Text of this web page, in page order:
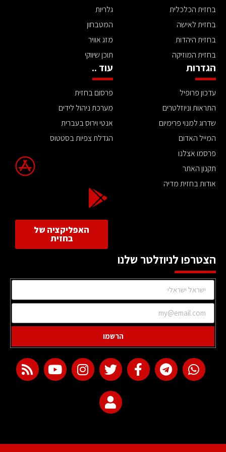
בחזית הכלכלית
בחזית לאישה
בחזית היהדות
בחזית המוזיקה
גלריות
המטבחון
מזג אוויר
תוכן שיווקי
הגדרות
עדכון פרופיל
התראות וניוזלטרים
שדרוג למנוי פרימיום
המייל האדום
פרסמו אצלנו
תקנון האתר
אודות בחזית מדיה
עוד ..
פרסום בחזית
מערכת ניהול לידים
אנטי וירוס בעברית
הגדלת צפיות בסטטוס
האפליקציה של
בחזית
הצטרפו לניוזלטר שלנו
הרשמו